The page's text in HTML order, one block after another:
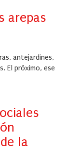
arepas
antejardines,
El próximo, ese
la